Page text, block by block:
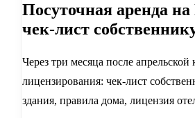
Посуточная аренда на
чек-лист
Через три месяца после апрельской
лицензирования: чек-лист
здания, правила дома, лицензия